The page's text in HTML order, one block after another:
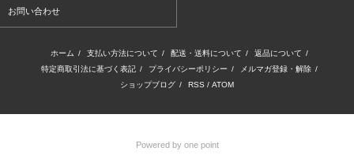
お問い合わせ
ホーム / 支払い方法について / 配送・送料について / 返品について /
特定商取引法に基づく表記 / プライバシーポリシー / メルマガ登録・解除 /
ショップブログ / RSS / ATOM
Powered by one point